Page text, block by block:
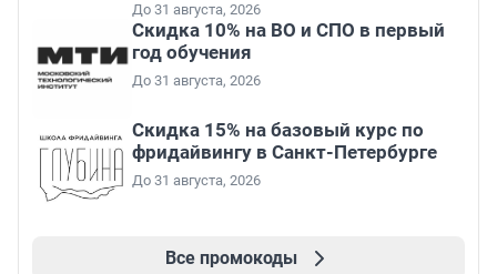
До 31 августа, 2026
Скидка 10% на ВО и СПО в первый
год обучения
До 31 августа, 2026
Скидка 15% на базовый курс по
фридайвингу в Санкт-Петербурге
До 31 августа, 2026
Все промокоды